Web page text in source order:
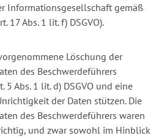
Informationsgesellschaft gemäß
17 Abs. 1 lit. f) DSGVO).
Löschung der
des Beschwerdeführers
Abs. 1 lit. d) DSGVO und eine
der Daten stützen. Die
des Beschwerdeführers waren
und zwar sowohl im Hinblick